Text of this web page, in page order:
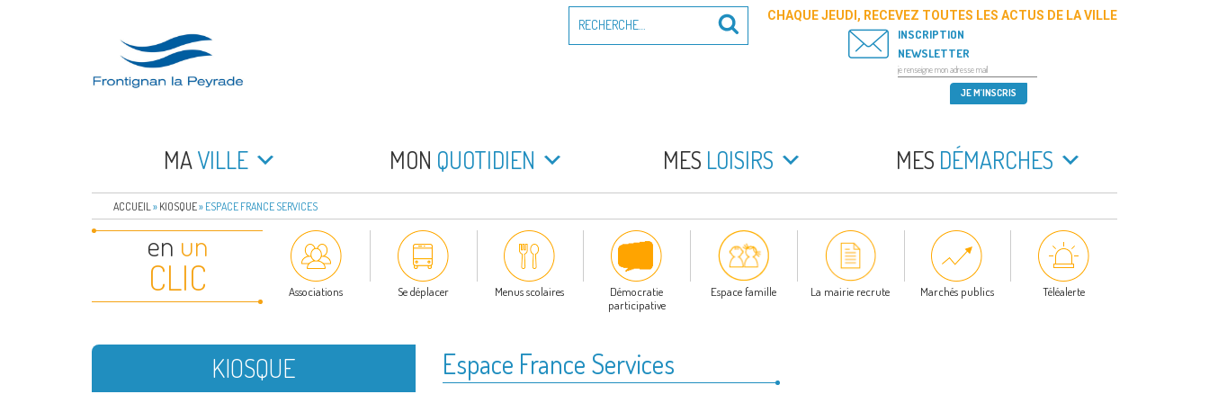
FRONTIGNAN LA PEYRADE
pour
Recherche
CHAQUE JEUDI, RECEVEZ TOUTES LES ACTUS DE LA VILLE
INSCRIPTION
NEWSLETTER
MAVILLE MON QUOTIDIEN MES LOISIRS MES DÉMARCHES
ACCUEIL » KIOSQUE» ESPACE FRANCE SERVICES
en un
CLIC Associations Se déplacer Menus scolaires
Démocratie
participative
Espace famille La mairie recrute Marchés publics Téléalerte
Espace France Services
KIOSQUE